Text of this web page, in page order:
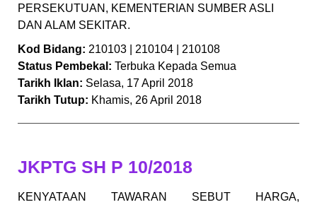
PERSEKUTUAN, KEMENTERIAN SUMBER ASLI
DAN ALAM SEKITAR.
Kod Bidang: 210103 | 210104 | 210108
Status Pembekal: Terbuka Kepada Semua
Tarikh Iklan: Selasa, 17 April 2018
Tarikh Tutup: Khamis, 26 April 2018
JKPTG SH P 10/2018
KENYATAAN TAWARAN SEBUT HARGA,